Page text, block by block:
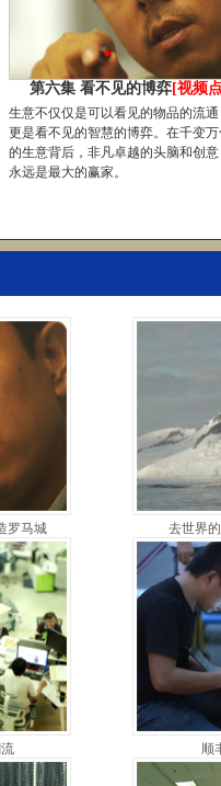
第六集 看不见的博弈[视频
生意不仅仅是可以看见的物品的流
更是看不见的智慧的博弈。在千变
的生意背后，非凡卓越的头脑和创
永远是最大的赢家。
罗马城 去世界
顺